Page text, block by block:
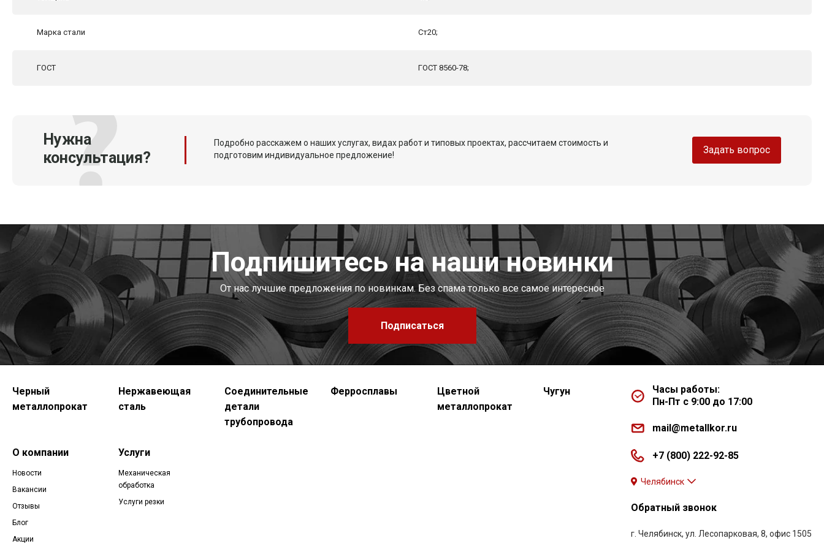
Марка стали Ст20;
ГОСТ ГОСТ 8560-78;
Нужна
консультация?
Подробно расскажем о наших услугах, видах работ и типовых проектах, рассчитаем стоимость и
подготовим индивидуальное предложение!
Задать вопрос
Подпишитесь на наши новинки
От нас лучшие предложения по новинкам. Без спама только все самое интересное
Подписаться
Черный
металлопрокат
Нержавеющая
сталь
Соединительные
детали
трубопровода
Ферросплавы
Цветной
металлопрокат
Чугун
О компании
Новости
Вакансии
Отзывы
Блог
Акции
Услуги
Механическая
обработка
Услуги резки
Часы работы:
Пн-Пт с 9:00 до 17:00
mail@metallkor.ru
+7 (800) 222-92-85
Челябинск
Обратный звонок
г. Челябинск, ул. Лесопарковая, 8, офис 1505